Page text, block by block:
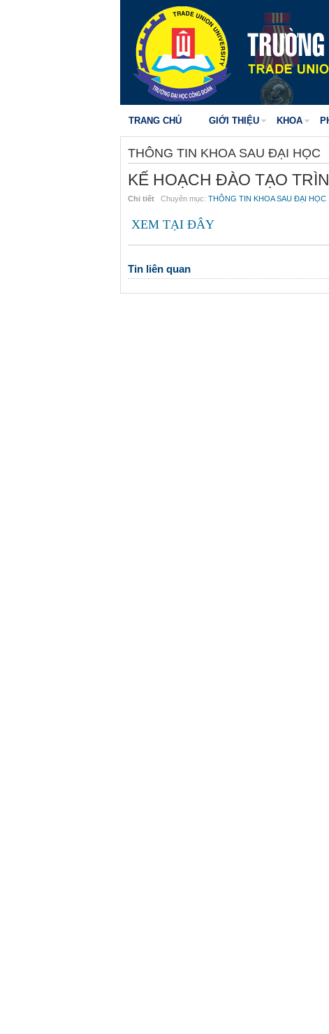
TRANG CHỦ GIỚI THIỆU KHOA
THÔNG TIN KHOA SAU ĐẠI HỌC
KẾ HOẠCH ĐÀO TẠO
Chi tiết Chuyên mục: THÔNG TIN KHOA SAU ĐẠI HỌC
XEM TẠI ĐÂY
Tin liên quan